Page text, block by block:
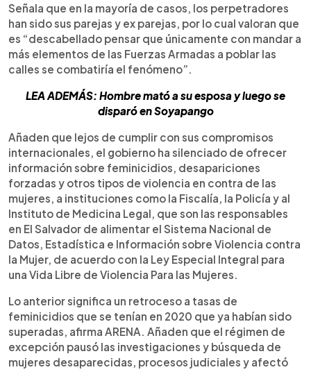
Señala que en la mayoría de casos, los perpetradores
han sido sus parejas y ex parejas, por lo cual valoran que
es “descabellado pensar que únicamente con mandar a
más elementos de las Fuerzas Armadas a poblar las
calles se combatiría el fenómeno”.
LEA ADEMÁS: Hombre mató a su esposa y luego se
disparó en Soyapango
Añaden que lejos de cumplir con sus compromisos
internacionales, el gobierno ha silenciado de ofrecer
información sobre feminicidios, desapariciones
forzadas y otros tipos de violencia en contra de las
mujeres, a instituciones como la Fiscalía, la Policía y al
Instituto de Medicina Legal, que son las responsables
en El Salvador de alimentar el Sistema Nacional de
Datos, Estadística e Información sobre Violencia contra
la Mujer, de acuerdo con la Ley Especial Integral para
una Vida Libre de Violencia Para las Mujeres.
Lo anterior significa un retroceso a tasas de
feminicidios que se tenían en 2020 que ya habían sido
superadas, afirma ARENA. Añaden que el régimen de
excepción pausó las investigaciones y búsqueda de
mujeres desaparecidas, procesos judiciales y afectó